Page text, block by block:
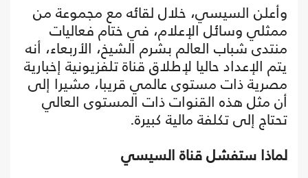
وأعلن السيسي، خلال لقائه مع مجموعة من
ممثلي وسائل الإعلام، في ختام فعاليات
منتدى شباب العالم بشرم الشيخ، الأربعاء، أنه
يتم الإعداد حاليا لإطلاق قناة تلفزيونية إخبارية
مصرية ذات مستوى عالمي قريبا، مشيرا إلى
أن مثل هذه القنوات ذات المستوى العالي
تحتاج إلى تكلفة مالية كبيرة.
لماذا ستفشل قناة السيسي